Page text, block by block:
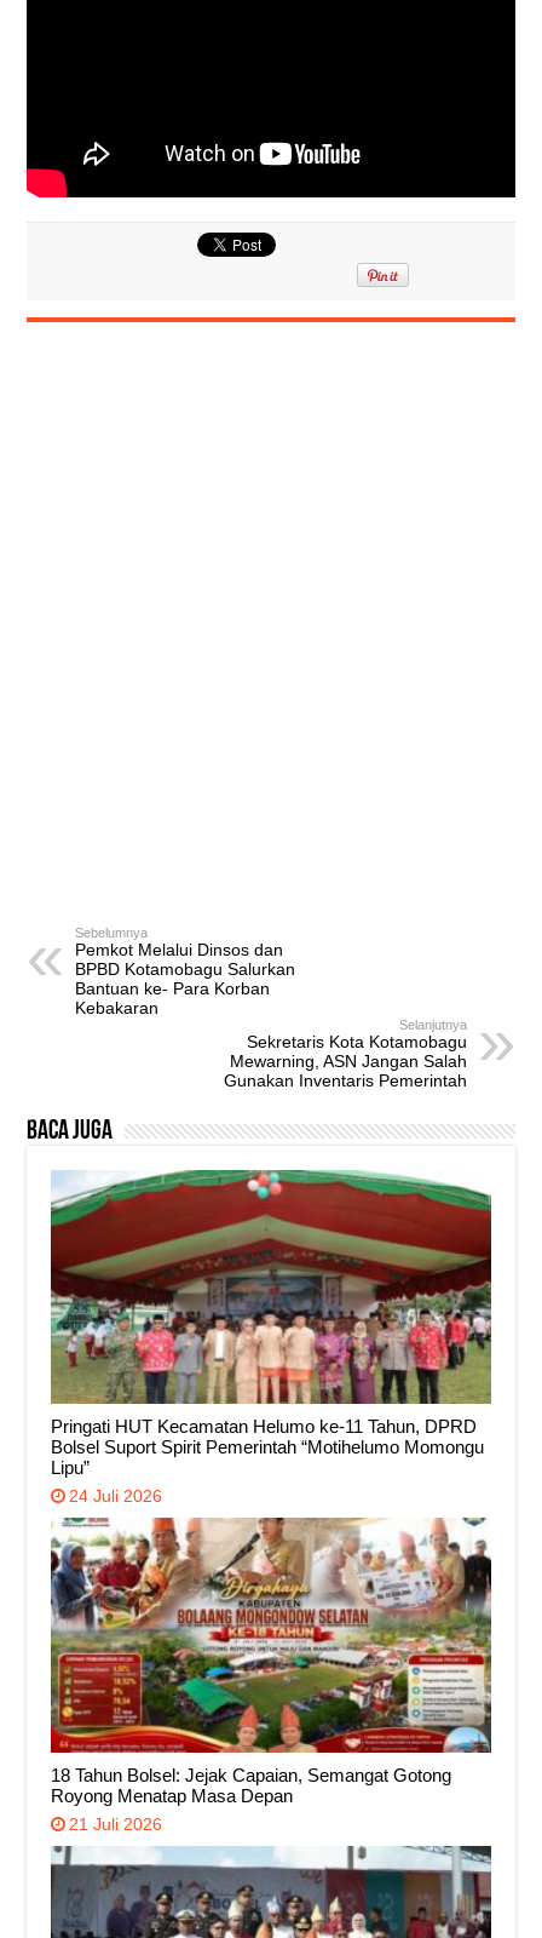
Sebelumnya
Pemkot Melalui Dinsos dan
BPBD Kotamobagu Salurkan
Bantuan ke- Para Korban
Kebakaran
Selanjutnya
Sekretaris Kota Kotamobagu
Mewarning, ASN Jangan Salah
Gunakan Inventaris Pemerintah
Baca Juga
Pringati HUT Kecamatan Helumo ke-11 Tahun, DPRD
Bolsel Suport Spirit Pemerintah “Motihelumo Momongu
Lipu”
24 Juli 2026
18 Tahun Bolsel: Jejak Capaian, Semangat Gotong
Royong Menatap Masa Depan
21 Juli 2026